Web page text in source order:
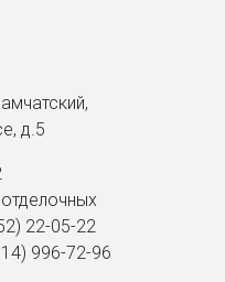
д.5
22-05-22
996-72-96